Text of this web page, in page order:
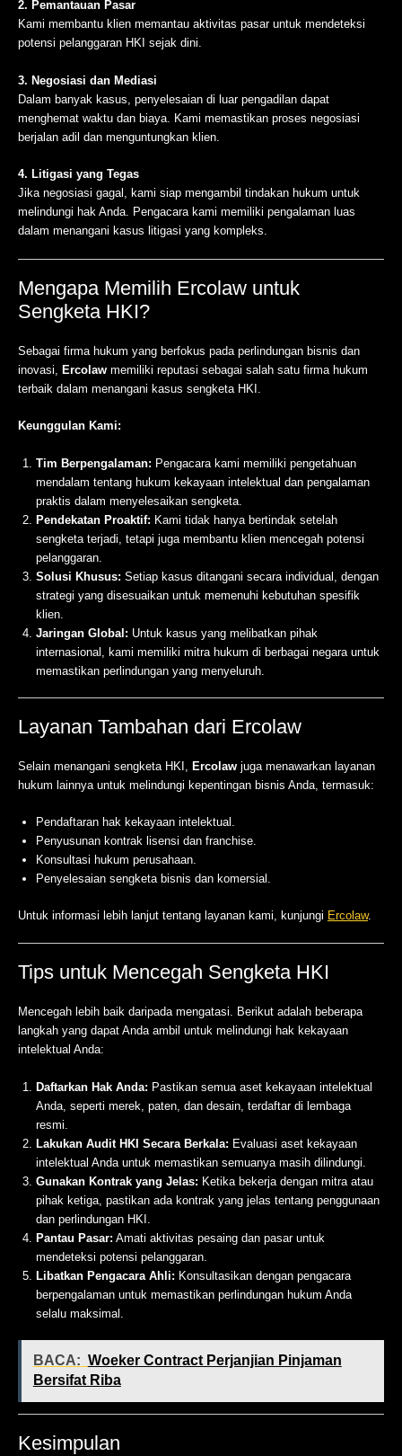
2. Pemantauan Pasar
Kami membantu klien memantau aktivitas pasar untuk mendeteksi
potensi pelanggaran HKI sejak dini.
3. Negosiasi dan Mediasi
Dalam banyak kasus, penyelesaian di luar pengadilan dapat
menghemat waktu dan biaya. Kami memastikan proses negosiasi
berjalan adil dan menguntungkan klien.
4. Litigasi yang Tegas
Jika negosiasi gagal, kami siap mengambil tindakan hukum untuk
melindungi hak Anda. Pengacara kami memiliki pengalaman luas
dalam menangani kasus litigasi yang kompleks.
Mengapa Memilih Ercolaw untuk
Sengketa HKI?
Sebagai firma hukum yang berfokus pada perlindungan bisnis dan
inovasi,
Ercolaw memiliki reputasi sebagai salah satu firma hukum
terbaik dalam menangani kasus sengketa HKI.
Keunggulan Kami:
Tim Berpengalaman: Pengacara kami memiliki pengetahuan
mendalam tentang hukum kekayaan intelektual dan pengalaman
praktis dalam menyelesaikan sengketa.
Pendekatan Proaktif: Kami tidak hanya bertindak setelah
sengketa terjadi, tetapi juga membantu klien mencegah potensi
pelanggaran.
Solusi Khusus: Setiap kasus ditangani secara individual, dengan
strategi yang disesuaikan untuk memenuhi kebutuhan spesifik
klien.
Jaringan Global: Untuk kasus yang melibatkan pihak
internasional, kami memiliki mitra hukum di berbagai negara untuk
memastikan perlindungan yang menyeluruh.
Layanan Tambahan dari Ercolaw
Selain menangani sengketa HKI, Ercolaw juga menawarkan layanan
hukum lainnya untuk melindungi kepentingan bisnis Anda, termasuk:
Pendaftaran hak kekayaan intelektual.
Penyusunan kontrak lisensi dan franchise.
Konsultasi hukum perusahaan.
Penyelesaian sengketa bisnis dan komersial.
Untuk informasi lebih lanjut tentang layanan kami, kunjungi Ercolaw.
Tips untuk Mencegah Sengketa HKI
Mencegah lebih baik daripada mengatasi. Berikut adalah beberapa
langkah yang dapat Anda ambil untuk melindungi hak kekayaan
intelektual Anda:
Daftarkan Hak Anda: Pastikan semua aset kekayaan intelektual
Anda, seperti merek, paten, dan desain, terdaftar di lembaga
resmi.
Lakukan Audit HKI Secara Berkala: Evaluasi aset kekayaan
intelektual Anda untuk memastikan semuanya masih dilindungi.
Gunakan Kontrak yang Jelas: Ketika bekerja dengan mitra atau
pihak ketiga, pastikan ada kontrak yang jelas tentang penggunaan
dan perlindungan HKI.
Pantau Pasar: Amati aktivitas pesaing dan pasar untuk
mendeteksi potensi pelanggaran.
Libatkan Pengacara Ahli: Konsultasikan dengan pengacara
berpengalaman untuk memastikan perlindungan hukum Anda
selalu maksimal.
BACA: Woeker Contract Perjanjian Pinjaman
Bersifat Riba
Kesimpulan